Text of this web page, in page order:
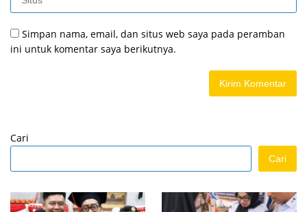
Simpan nama, email, dan situs web saya pada peramban
ini untuk komentar saya berikutnya.
Cari
Cari